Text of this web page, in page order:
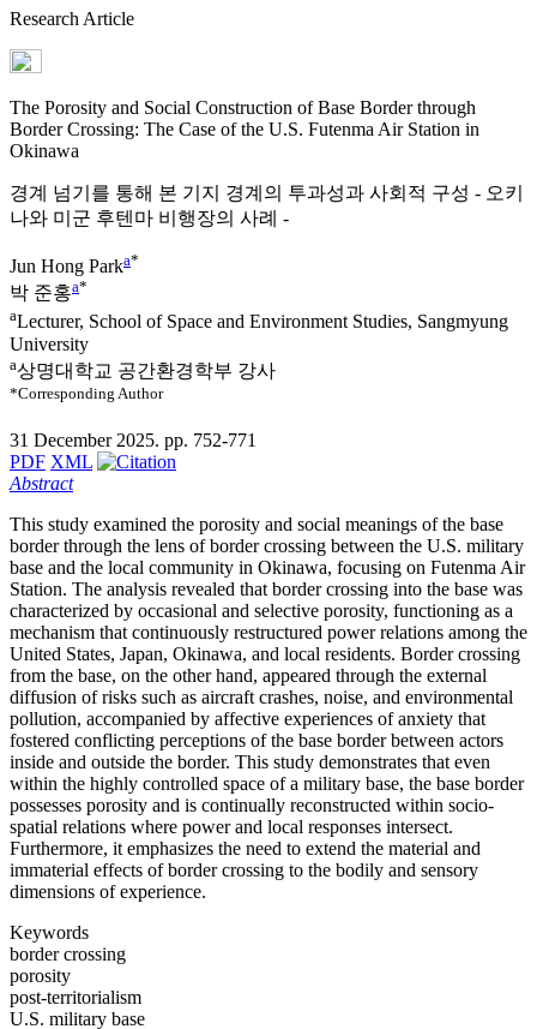
Research Article
The Porosity and Social Construction of Base Border through
Border Crossing: The Case of the U.S. Futenma Air Station in
Okinawa
경계 넘기를 통해 본 기지 경계의 투과성과 사회적 구성 - 오키
나와 미군 후텐마 비행장의 사례 -
Jun Hong Parka*
박 준홍a*
aLecturer, School of Space and Environment Studies, Sangmyung
University
a상명대학교 공간환경학부 강사
*Corresponding Author
31 December 2025. pp. 752-771
PDF XML
Abstract
This study examined the porosity and social meanings of the base
border through the lens of border crossing between the U.S. military
base and the local community in Okinawa, focusing on Futenma Air
Station. The analysis revealed that border crossing into the base was
characterized by occasional and selective porosity, functioning as a
mechanism that continuously restructured power relations among the
United States, Japan, Okinawa, and local residents. Border crossing
from the base, on the other hand, appeared through the external
diffusion of risks such as aircraft crashes, noise, and environmental
pollution, accompanied by affective experiences of anxiety that
fostered conflicting perceptions of the base border between actors
inside and outside the border. This study demonstrates that even
within the highly controlled space of a military base, the base border
possesses porosity and is continually reconstructed within socio-
spatial relations where power and local responses intersect.
Furthermore, it emphasizes the need to extend the material and
immaterial effects of border crossing to the bodily and sensory
dimensions of experience.
Keywords
border crossing
porosity
post-territorialism
U.S. military base